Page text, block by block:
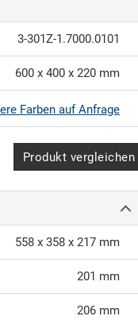
3-301Z-1.7000.0101
600 x 400 x 220 mm
Farben auf Anfrage
Produkt vergleichen
558 x 358 x 217 mm
201 mm
206 mm